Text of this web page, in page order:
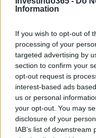
Information
If you wish to opt-out of
processing of your
targeted advertising by
section to confirm your
opt-out request is
interest-based ads
us or personal
your opt-out. You may
disclosure of your
IAB’s list of
Continue lendo